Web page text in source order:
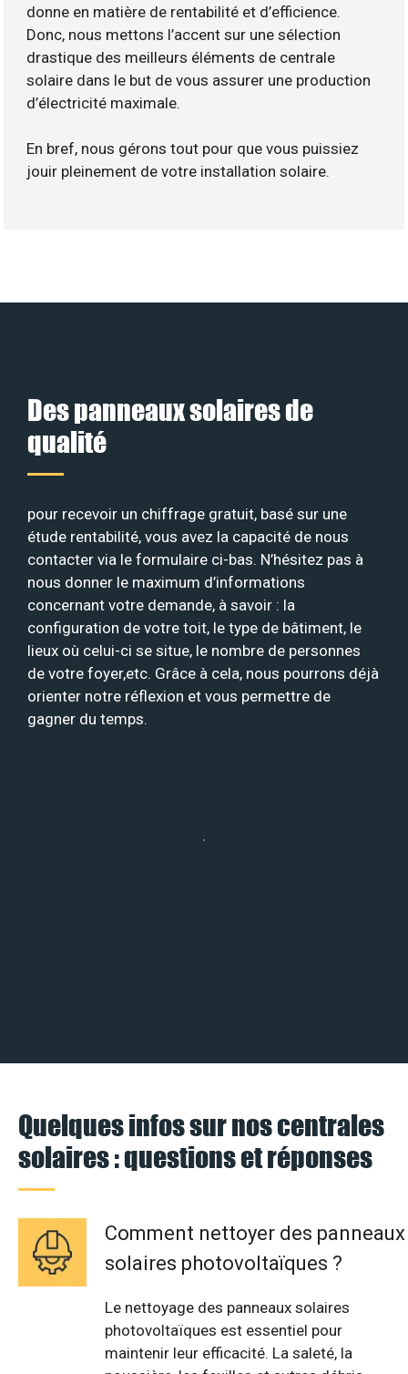
donne en matière de rentabilité et d’efficience.
Donc, nous mettons l’accent sur une sélection
drastique des meilleurs éléments de centrale
solaire dans le but de vous assurer une production
d’électricité maximale.
En bref, nous gérons tout pour que vous puissiez
jouir pleinement de votre installation solaire.
Des panneaux solaires de
qualité
pour recevoir un chiffrage gratuit, basé sur une
étude rentabilité, vous avez la capacité de nous
contacter via le formulaire ci-bas. N’hésitez pas à
nous donner le maximum d’informations
concernant votre demande, à savoir : la
configuration de votre toit, le type de bâtiment, le
lieux où celui-ci se situe, le nombre de personnes
de votre foyer,etc. Grâce à cela, nous pourrons déjà
orienter notre réflexion et vous permettre de
gagner du temps.
Quelques infos sur nos centrales
solaires : questions et réponses
Comment nettoyer des panneaux
solaires photovoltaïques ?
Le nettoyage des panneaux solaires
photovoltaïques est essentiel pour
maintenir leur efficacité. La saleté, la